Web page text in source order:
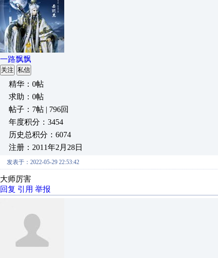
一路飘飘
关注 私信
精华：0帖
求助：0帖
帖子：7帖 | 796回
年度积分：3454
历史总积分：6074
注册：2011年2月28日
发表于：2022-05-29 22:53:42
大师厉害
回复 引用 举报